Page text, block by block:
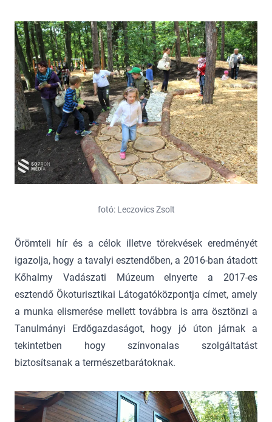
fotó: Leczovics Zsolt
Örömteli hír és a célok illetve törekvések eredményét
igazolja, hogy a tavalyi esztendőben, a 2016-ban átadott
Kőhalmy Vadászati Múzeum elnyerte a 2017-es
esztendő Ökoturisztikai Látogatóközpontja címet, amely
a munka elismerése mellett továbbra is arra ösztönzi a
Tanulmányi Erdőgazdaságot, hogy jó úton járnak a
tekintetben hogy színvonalas szolgáltatást
biztosítsanak a természetbarátoknak.